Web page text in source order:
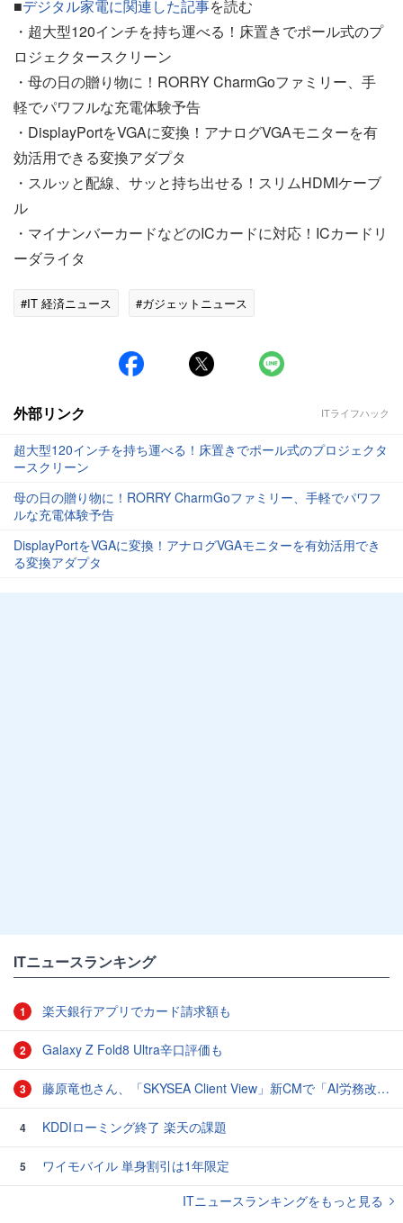
■デジタル家電に関連した記事を読む
・超大型120インチを持ち運べる！床置きでポール式のプ
ロジェクタースクリーン
・母の日の贈り物に！RORRY CharmGoファミリー、手
軽でパワフルな充電体験予告
・DisplayPortをVGAに変換！アナログVGAモニターを有
効活用できる変換アダプタ
・スルッと配線、サッと持ち出せる！スリムHDMIケーブ
ル
・マイナンバーカードなどのICカードに対応！ICカードリ
ーダライタ
#IT 経済ニュース #ガジェットニュース
外部リンク ITライフハック
超大型120インチを持ち運べる！床置きでポール式のプロジェクタ
ースクリーン
母の日の贈り物に！RORRY CharmGoファミリー、手軽でパワフ
ルな充電体験予告
DisplayPortをVGAに変換！アナログVGAモニターを有効活用でき
る変換アダプタ
ITニュースランキング
1 楽天銀行アプリでカード請求額も
2 Galaxy Z Fold8 Ultra辛口評価も
3 藤原竜也さん、「SKYSEA Client View」新CMで「AI労務改善」をアピール 働き方をAIが分析したら「すぐに休んで」と言われる？
4 KDDIローミング終了 楽天の課題
5
ワイモバイル 単身割引は1年限定
ITニュースランキングをもっと見る